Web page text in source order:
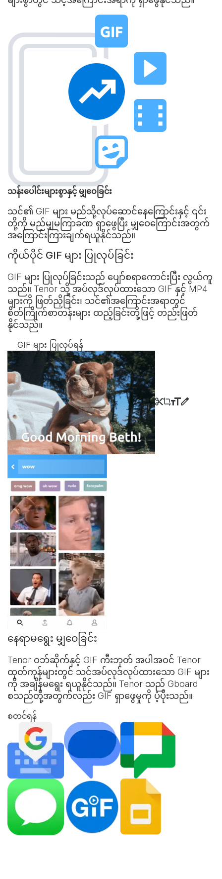
သန်းပေါင်းများစွာနှင့် မျှဝေခြင်း
သင်၏ GIF များ မည်သို့လုပ်ဆောင်နေကြောင်းနှင့် ၎င်း
တို့ကို မည်မျှမကြာခဏ ရှာဖွေပြီး မျှဝေကြောင်းအတွက်
အကြောင်းကြားချက်ရယူနိုင်သည်။
ကိုယ်ပိုင် GIF များ ပြုလုပ်ခြင်း
GIF များ ပြုလုပ်ခြင်းသည် ပျော်စရာကောင်းပြီး လွယ်ကူ
သည်။ Tenor သို့ အပ်လုဒ်လုပ်ထားသော GIF နှင့် MP4
များကို ဖြတ်ညှိခြင်း၊ သင်၏အကြောင်းအရာတွင်
စိတ်ကြိုက်စာတန်းများ ထည့်ခြင်းတို့ဖြင့် တည်းဖြတ်
နိုင်သည်။
GIF များ ပြုလုပ်ရန်
နေရာမရွေး မျှဝေခြင်း
Tenor ဝဘ်ဆိုက်နှင့် GIF ကီးဘုတ် အပါအဝင် Tenor
ထုတ်ကုန်များတွင် သင်အပ်လုဒ်လုပ်ထားသော GIF များ
ကို အချိန်မရွေး ရယူနိုင်သည်။ Tenor သည် Gboard
စသည်တို့အတွက်လည်း GIF ရှာဖွေမှုကို ပံ့ပိုးသည်။
စတင်ရန်